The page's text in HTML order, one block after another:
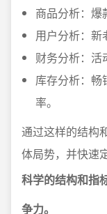
商品分析：爆
用户分析：新
财务分析：活
库存分析：畅
率。
通过这样的结构
体局势，并快速
科学的结构和指
争力。